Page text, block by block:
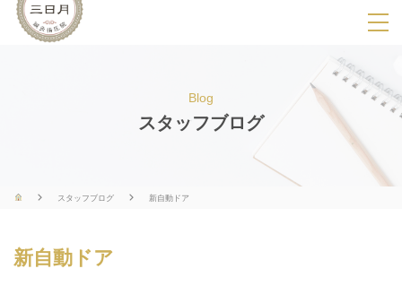
SPメニ
ー
展
用
ボ
Blog
スタッフブログ
スタッフブログ 新自動ドア
新自動ドア